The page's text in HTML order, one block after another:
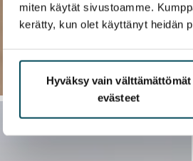
miten käytät sivustoamme.
kerätty, kun olet käyttänyt heidän
Hyväksy vain välttämättömät
evästeet